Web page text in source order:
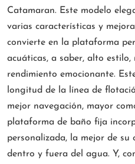
Catamaran. Este modelo
varias características y
convierte en la plataforma
acuáticas, a saber, alto estilo,
rendimiento emocionante.
longitud de la línea de
mejor navegación, mayor
plataforma de baño fija
personalizada, la mejor de su
dentro y fuera del agua. Y,